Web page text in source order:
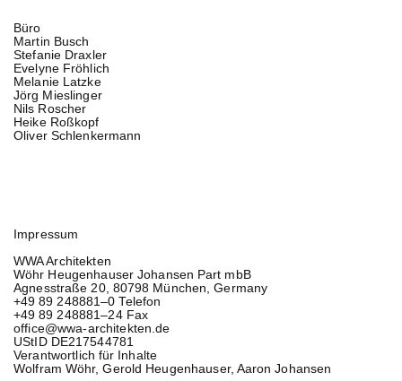
Büro
Martin Busch
Stefanie Draxler
Evelyne Fröhlich
Melanie Latzke
Jörg Mieslinger
Nils Roscher
Heike Roßkopf
Oliver Schlenkermann
Impressum
WWA Architekten
Wöhr Heugenhauser Johansen Part mbB
Agnesstraße 20, 80798 München, Germany
+49 89 248881–0 Telefon
+49 89 248881–24 Fax
office@wwa-architekten.de
UStID DE217544781
Verantwortlich für Inhalte
Wolfram Wöhr, Gerold Heugenhauser, Aaron Johansen